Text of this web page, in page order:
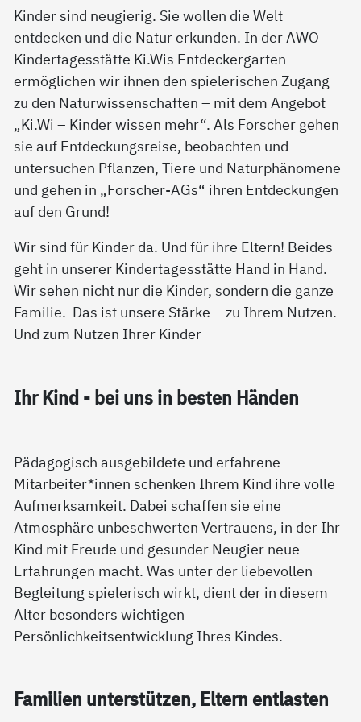
Kinder sind neugierig. Sie wollen die Welt
entdecken und die Natur erkunden. In der AWO
Kindertagesstätte Ki.Wis Entdeckergarten
ermöglichen wir ihnen den spielerischen Zugang
zu den Naturwissenschaften – mit dem Angebot
„Ki.Wi – Kinder wissen mehr“. Als Forscher gehen
sie auf Entdeckungsreise, beobachten und
untersuchen Pflanzen, Tiere und Naturphänomene
und gehen in „Forscher-AGs“ ihren Entdeckungen
auf den Grund!
Wir sind für Kinder da. Und für ihre Eltern! Beides
geht in unserer Kindertagesstätte Hand in Hand.
Wir sehen nicht nur die Kinder, sondern die ganze
Familie. Das ist unsere Stärke – zu Ihrem Nutzen.
Und zum Nutzen Ihrer Kinder
Ihr Kind - bei uns in bes­ten Hän­den
Pädagogisch ausgebildete und erfahrene
Mitarbeiter*innen schenken Ihrem Kind ihre volle
Aufmerksamkeit. Dabei schaffen sie eine
Atmosphäre unbeschwerten Vertrauens, in der Ihr
Kind mit Freude und gesunder Neugier neue
Erfahrungen macht. Was unter der liebevollen
Begleitung spielerisch wirkt, dient der in diesem
Alter besonders wichtigen
Persönlichkeitsentwicklung Ihres Kindes.
Fa­mi­li­en un­ter­stüt­zen, El­tern ent­las­ten